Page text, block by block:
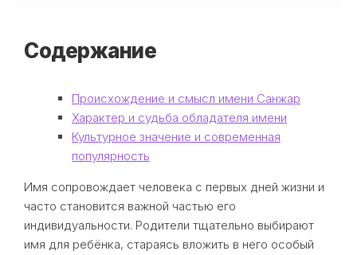
Содержание
Происхождение и смысл имени Санжар
Характер и судьба обладателя имени
Культурное значение и современная
популярность
Имя сопровождает человека с первых дней жизни и
часто становится важной частью его
индивидуальности. Родители тщательно выбирают
имя для ребёнка, стараясь вложить в него особый